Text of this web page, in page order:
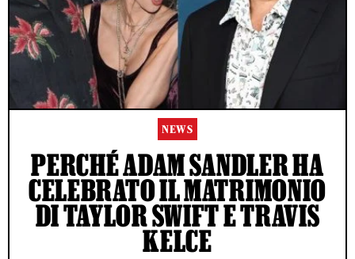
NEWS
PERCHÉ ADAM SANDLER HA
CELEBRATO IL MATRIMONIO
DI TAYLOR SWIFT E TRAVIS
KELCE